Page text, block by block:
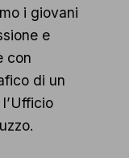
i giovani
e
con
di un